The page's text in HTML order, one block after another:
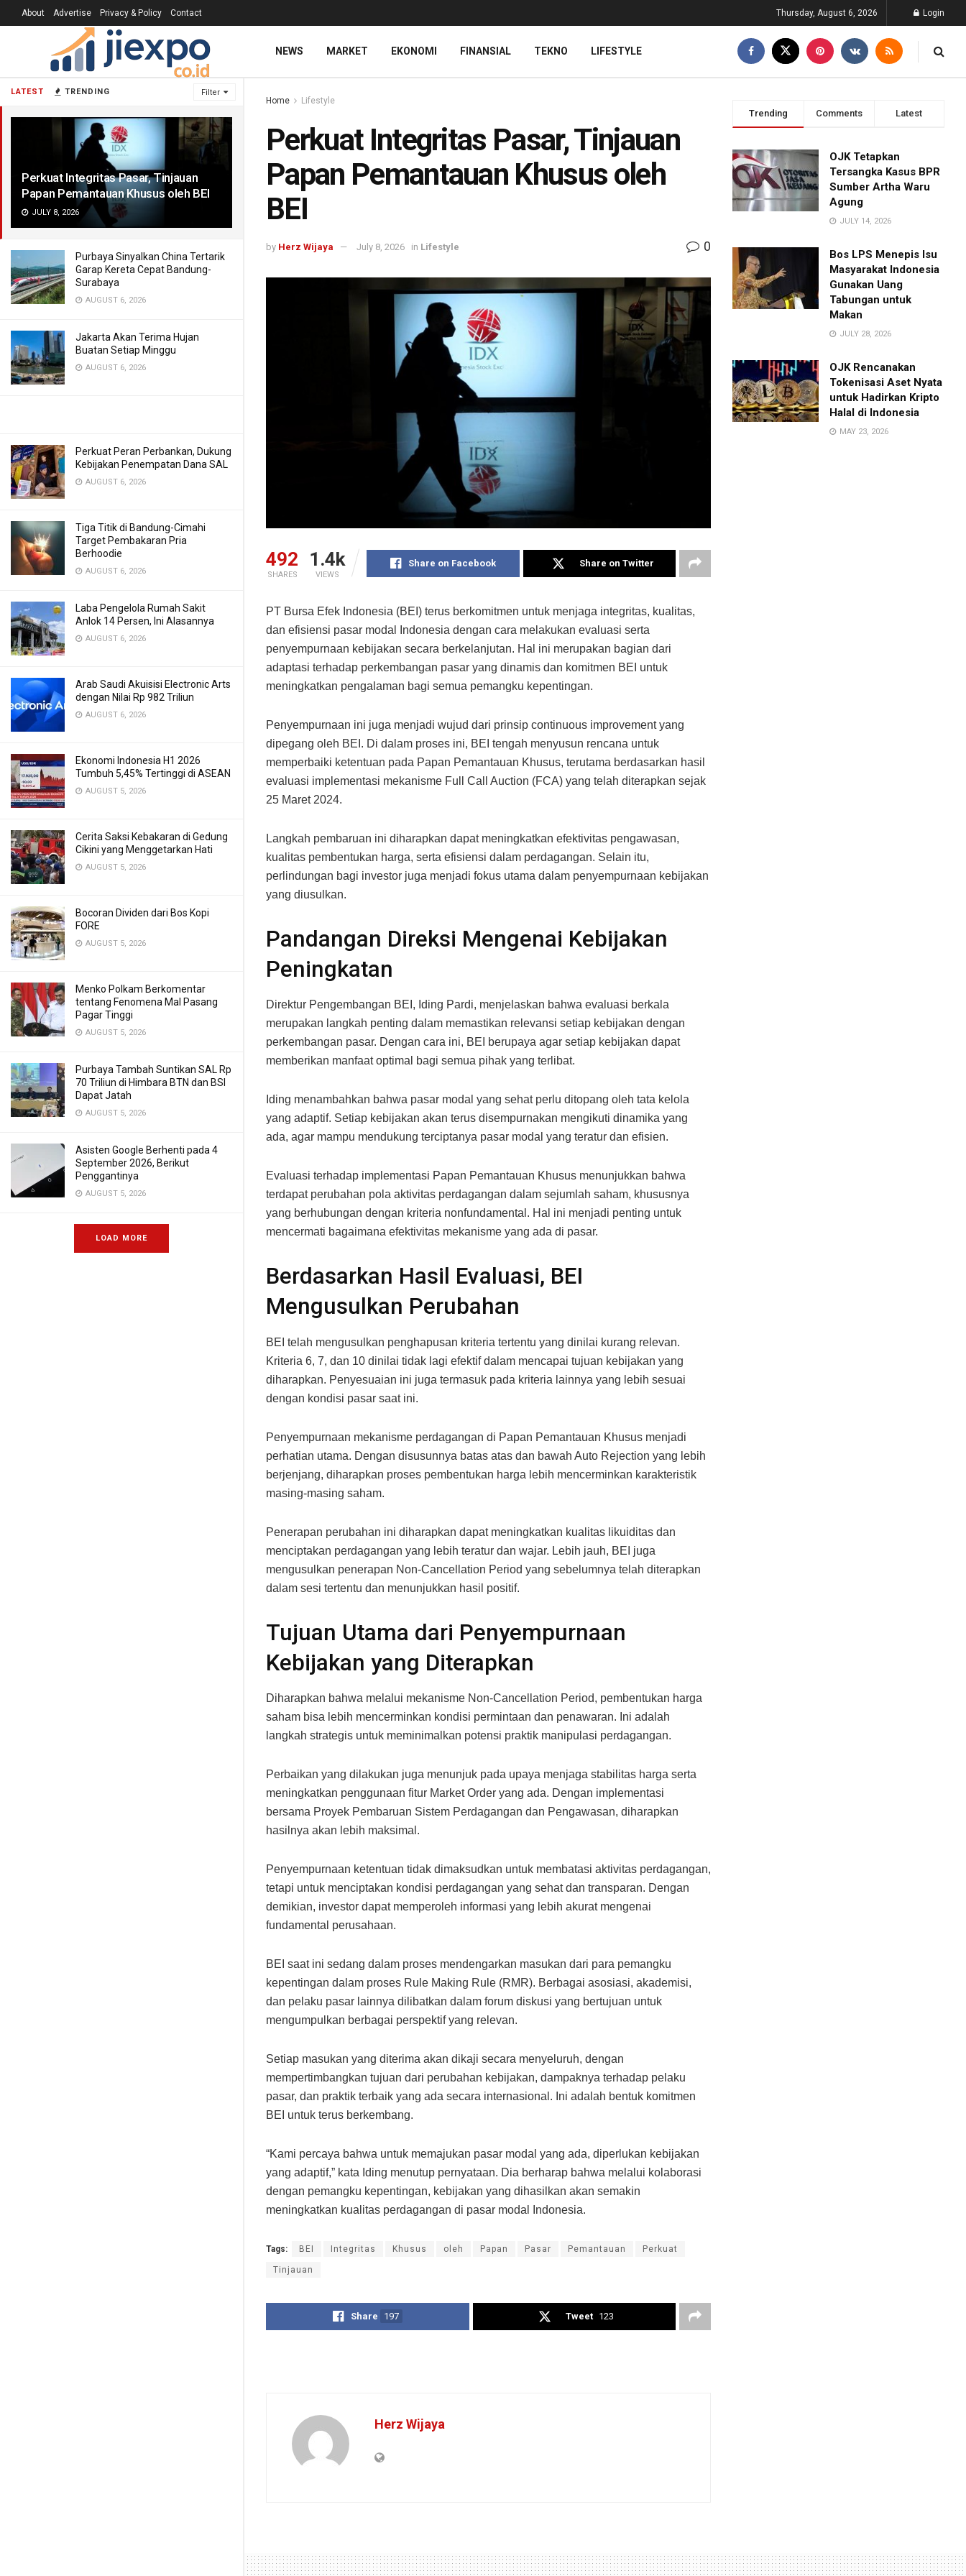
LATEST TRENDING Filter
Perkuat Integritas Pasar, Tinjauan
Papan Pemantauan Khusus oleh BEI
JULY 8, 2026
Purbaya Sinyalkan China Tertarik
Garap Kereta Cepat Bandung-
Surabaya
AUGUST 6, 2026
Jakarta Akan Terima Hujan
Buatan Setiap Minggu
AUGUST 6, 2026
Perkuat Peran Perbankan, Dukung
Kebijakan Penempatan Dana SAL
AUGUST 6, 2026
Tiga Titik di Bandung-Cimahi
Target Pembakaran Pria
Berhoodie
AUGUST 6, 2026
Laba Pengelola Rumah Sakit
Anlok 14 Persen, Ini Alasannya
AUGUST 6, 2026
Arab Saudi Akuisisi Electronic Arts
dengan Nilai Rp 982 Triliun
AUGUST 6, 2026
Ekonomi Indonesia H1 2026
Tumbuh 5,45% Tertinggi di ASEAN
AUGUST 5, 2026
Cerita Saksi Kebakaran di Gedung
Cikini yang Menggetarkan Hati
AUGUST 5, 2026
Bocoran Dividen dari Bos Kopi
FORE
AUGUST 5, 2026
Menko Polkam Berkomentar
tentang Fenomena Mal Pasang
Pagar Tinggi
AUGUST 5, 2026
Purbaya Tambah Suntikan SAL Rp
70 Triliun di Himbara BTN dan BSI
Dapat Jatah
AUGUST 5, 2026
Asisten Google Berhenti pada 4
September 2026, Berikut
Penggantinya
AUGUST 5, 2026
LOAD MORE
About Advertise Privacy & Policy Contact Thursday, August 6, 2026 Login
NEWS MARKET EKONOMI FINANSIAL TEKNO LIFESTYLE
Home Lifestyle
Perkuat Integritas Pasar, Tinjauan
Papan Pemantauan Khusus oleh
BEI
by Herz Wijaya July 8, 2026 in Lifestyle 0
492
SHARES
1.4k
VIEWS
Share on Facebook Share on Twitter
PT Bursa Efek Indonesia (BEI) terus berkomitmen untuk menjaga integritas, kualitas,
dan efisiensi pasar modal Indonesia dengan cara melakukan evaluasi serta
penyempurnaan kebijakan secara berkelanjutan. Hal ini merupakan bagian dari
adaptasi terhadap perkembangan pasar yang dinamis dan komitmen BEI untuk
meningkatkan pengalaman bagi semua pemangku kepentingan.
Penyempurnaan ini juga menjadi wujud dari prinsip continuous improvement yang
dipegang oleh BEI. Di dalam proses ini, BEI tengah menyusun rencana untuk
memperbaiki ketentuan pada Papan Pemantauan Khusus, terutama berdasarkan hasil
evaluasi implementasi mekanisme Full Call Auction (FCA) yang telah diterapkan sejak
25 Maret 2024.
Langkah pembaruan ini diharapkan dapat meningkatkan efektivitas pengawasan,
kualitas pembentukan harga, serta efisiensi dalam perdagangan. Selain itu,
perlindungan bagi investor juga menjadi fokus utama dalam penyempurnaan kebijakan
yang diusulkan.
Pandangan Direksi Mengenai Kebijakan
Peningkatan
Direktur Pengembangan BEI, Iding Pardi, menjelaskan bahwa evaluasi berkala
merupakan langkah penting dalam memastikan relevansi setiap kebijakan dengan
perkembangan pasar. Dengan cara ini, BEI berupaya agar setiap kebijakan dapat
memberikan manfaat optimal bagi semua pihak yang terlibat.
Iding menambahkan bahwa pasar modal yang sehat perlu ditopang oleh tata kelola
yang adaptif. Setiap kebijakan akan terus disempurnakan mengikuti dinamika yang
ada, agar mampu mendukung terciptanya pasar modal yang teratur dan efisien.
Evaluasi terhadap implementasi Papan Pemantauan Khusus menunjukkan bahwa
terdapat perubahan pola aktivitas perdagangan dalam sejumlah saham, khususnya
yang berhubungan dengan kriteria nonfundamental. Hal ini menjadi penting untuk
mencermati bagaimana efektivitas mekanisme yang ada di pasar.
Berdasarkan Hasil Evaluasi, BEI
Mengusulkan Perubahan
BEI telah mengusulkan penghapusan kriteria tertentu yang dinilai kurang relevan.
Kriteria 6, 7, dan 10 dinilai tidak lagi efektif dalam mencapai tujuan kebijakan yang
diharapkan. Penyesuaian ini juga termasuk pada kriteria lainnya yang lebih sesuai
dengan kondisi pasar saat ini.
Penyempurnaan mekanisme perdagangan di Papan Pemantauan Khusus menjadi
perhatian utama. Dengan disusunnya batas atas dan bawah Auto Rejection yang lebih
berjenjang, diharapkan proses pembentukan harga lebih mencerminkan karakteristik
masing-masing saham.
Penerapan perubahan ini diharapkan dapat meningkatkan kualitas likuiditas dan
menciptakan perdagangan yang lebih teratur dan wajar. Lebih jauh, BEI juga
mengusulkan penerapan Non-Cancellation Period yang sebelumnya telah diterapkan
dalam sesi tertentu dan menunjukkan hasil positif.
Tujuan Utama dari Penyempurnaan
Kebijakan yang Diterapkan
Diharapkan bahwa melalui mekanisme Non-Cancellation Period, pembentukan harga
saham bisa lebih mencerminkan kondisi permintaan dan penawaran. Ini adalah
langkah strategis untuk meminimalkan potensi praktik manipulasi perdagangan.
Perbaikan yang dilakukan juga menunjuk pada upaya menjaga stabilitas harga serta
meningkatkan penggunaan fitur Market Order yang ada. Dengan implementasi
bersama Proyek Pembaruan Sistem Perdagangan dan Pengawasan, diharapkan
hasilnya akan lebih maksimal.
Penyempurnaan ketentuan tidak dimaksudkan untuk membatasi aktivitas perdagangan,
tetapi untuk menciptakan kondisi perdagangan yang sehat dan transparan. Dengan
demikian, investor dapat memperoleh informasi yang lebih akurat mengenai
fundamental perusahaan.
BEI saat ini sedang dalam proses mendengarkan masukan dari para pemangku
kepentingan dalam proses Rule Making Rule (RMR). Berbagai asosiasi, akademisi,
dan pelaku pasar lainnya dilibatkan dalam forum diskusi yang bertujuan untuk
mengumpulkan berbagai perspektif yang relevan.
Setiap masukan yang diterima akan dikaji secara menyeluruh, dengan
mempertimbangkan tujuan dari perubahan kebijakan, dampaknya terhadap pelaku
pasar, dan praktik terbaik yang ada secara internasional. Ini adalah bentuk komitmen
BEI untuk terus berkembang.
“Kami percaya bahwa untuk memajukan pasar modal yang ada, diperlukan kebijakan
yang adaptif,” kata Iding menutup pernyataan. Dia berharap bahwa melalui kolaborasi
dengan pemangku kepentingan, kebijakan yang dihasilkan akan semakin
meningkatkan kualitas perdagangan di pasar modal Indonesia.
Tags: BEI Integritas Khusus oleh Papan Pasar Pemantauan Perkuat
Tinjauan
Share 197 Tweet 123
Herz Wijaya
Trending Comments Latest
OJK Tetapkan
Tersangka Kasus BPR
Sumber Artha Waru
Agung
JULY 14, 2026
Bos LPS Menepis Isu
Masyarakat Indonesia
Gunakan Uang
Tabungan untuk
Makan
JULY 28, 2026
OJK Rencanakan
Tokenisasi Aset Nyata
untuk Hadirkan Kripto
Halal di Indonesia
MAY 23, 2026